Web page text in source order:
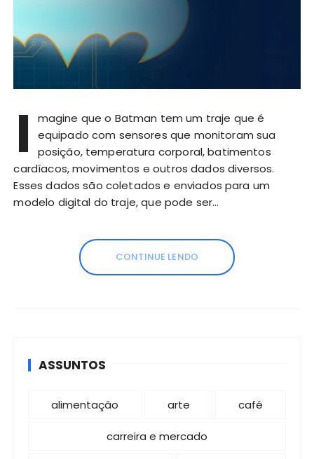
I
magine que o Batman tem um traje que é
equipado com sensores que monitoram sua
posição, temperatura corporal, batimentos
cardíacos, movimentos e outros dados diversos.
Esses dados são coletados e enviados para um
modelo digital do traje, que pode ser…
CONTINUE LENDO
ASSUNTOS
alimentação arte café
carreira e mercado